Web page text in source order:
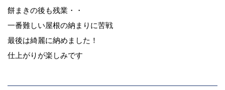
餅まきの後も残業・・
一番難しい屋根の納まりに苦戦
最後は綺麗に納めました！
仕上がりが楽しみです